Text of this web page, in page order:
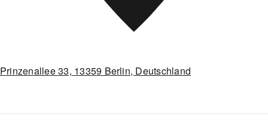
Prinzenallee 33, 13359 Berlin, Deutschland